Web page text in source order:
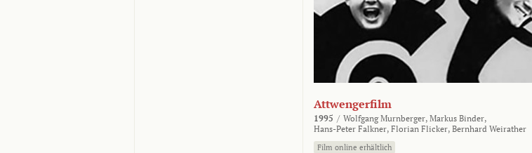
Attwengerfilm
1995 / Wolfgang Murnberger, Markus Binder,
Hans-Peter Falkner, Florian Flicker, Bernhard Weirather
Film online erhältlich